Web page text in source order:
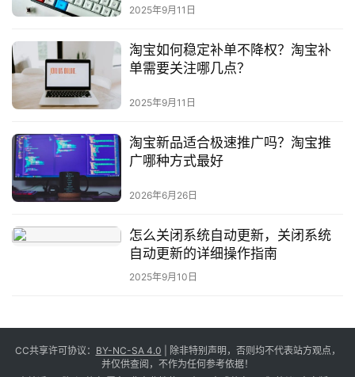
2025年9月11日
淘宝如何稳定补单不降权？淘宝补
单需要关注哪几点？
2025年9月11日
淘宝新品适合极速推广吗？淘宝推
广哪种方式最好
2026年6月26日
怎么关闭系统自动更新，关闭系统
自动更新的详细操作指南
2025年9月10日
CC共享许可协议： BY-NC-SA 4.0 | 除非特别声明，否则均不代表站方观点，
并仅供查阅，不作为任何参考依据！